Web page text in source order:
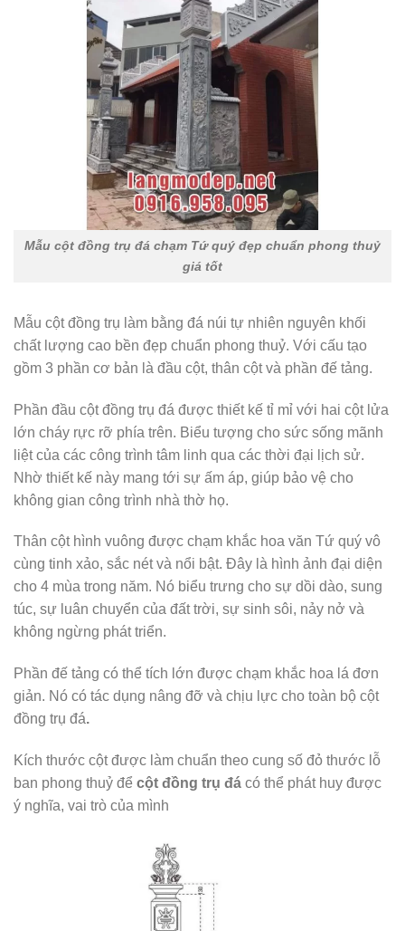
Mẫu cột đồng trụ đá chạm Tứ quý đẹp chuẩn phong thuỷ
giá tốt
Mẫu cột đồng trụ làm bằng đá núi tự nhiên nguyên khối
chất lượng cao bền đẹp chuẩn phong thuỷ. Với cấu tạo
gồm 3 phần cơ bản là đầu cột, thân cột và phần đế tảng.
Phần đầu cột đồng trụ đá được thiết kế tỉ mỉ với hai cột lửa
lớn cháy rực rỡ phía trên. Biểu tượng cho sức sống mãnh
liệt của các công trình tâm linh qua các thời đại lịch sử.
Nhờ thiết kế này mang tới sự ấm áp, giúp bảo vệ cho
không gian công trình nhà thờ họ.
Thân cột hình vuông được chạm khắc hoa văn Tứ quý vô
cùng tinh xảo, sắc nét và nổi bật. Đây là hình ảnh đại diện
cho 4 mùa trong năm. Nó biểu trưng cho sự dồi dào, sung
túc, sự luân chuyển của đất trời, sự sinh sôi, nảy nở và
không ngừng phát triển.
Phần đế tảng có thể tích lớn được chạm khắc hoa lá đơn
giản. Nó có tác dụng nâng đỡ và chịu lực cho toàn bộ cột
đồng trụ đá.
Kích thước cột được làm chuẩn theo cung số đỏ thước lỗ
ban phong thuỷ để cột đồng trụ đá có thể phát huy được
ý nghĩa, vai trò của mình